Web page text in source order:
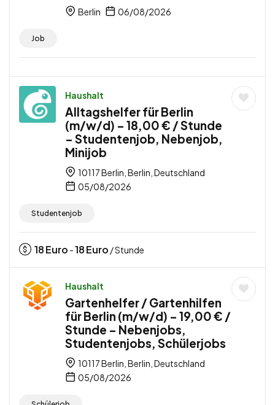
Berlin 06/08/2026
Job
Haushalt
Alltagshelfer für Berlin
(m/w/d) – 18,00 € / Stunde
– Studentenjob, Nebenjob,
Minijob
10117 Berlin, Berlin, Deutschland
05/08/2026
Studentenjob
18Euro -18Euro / Stunde
Haushalt
Gartenhelfer / Gartenhilfen
für Berlin (m/w/d) – 19,00 € /
Stunde – Nebenjobs,
Studentenjobs, Schülerjobs
10117 Berlin, Berlin, Deutschland
05/08/2026